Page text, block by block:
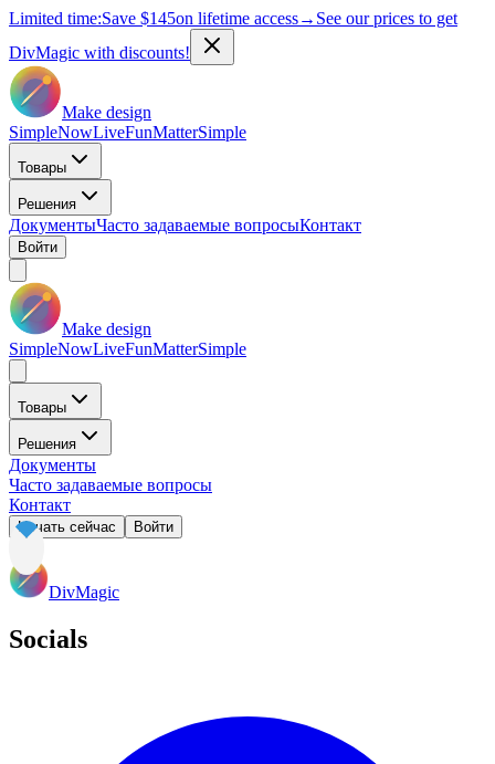
Limited time:Save $145on lifetime access→ See our prices to get
DivMagic with discounts!
Make design
SimpleNowLiveFunMatterSimple
Товары
Решения
ДокументыЧасто задаваемые вопросыКонтакт
Войти
Make design
SimpleNowLiveFunMatterSimple
Товары
Решения
Документы
Часто задаваемые вопросы
Контакт
Начать сейчас Войти
DivMagic
Socials